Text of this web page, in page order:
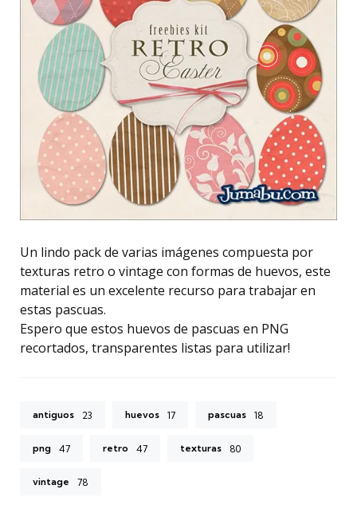
Un lindo pack de varias imágenes compuesta por
texturas retro o vintage con formas de huevos, este
material es un excelente recurso para trabajar en
estas pascuas.
Espero que estos huevos de pascuas en PNG
recortados, transparentes listas para utilizar!
antiguos 23 huevos 17 pascuas 18
png 47 retro 47 texturas 80
vintage 78